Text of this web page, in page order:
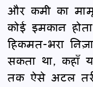
और कमी का
कोई इमकान
हिकमत-भरा
सकता था,
तक ऐसे अटल